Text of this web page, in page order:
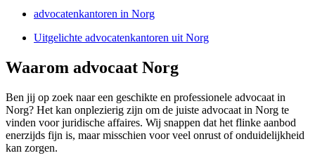
advocatenkantoren in Norg
Uitgelichte advocatenkantoren uit Norg
Waarom advocaat Norg
Ben jij op zoek naar een geschikte en professionele advocaat in
Norg? Het kan onplezierig zijn om de juiste advocaat in Norg te
vinden voor juridische affaires. Wij snappen dat het flinke aanbod
enerzijds fijn is, maar misschien voor veel onrust of onduidelijkheid
kan zorgen.